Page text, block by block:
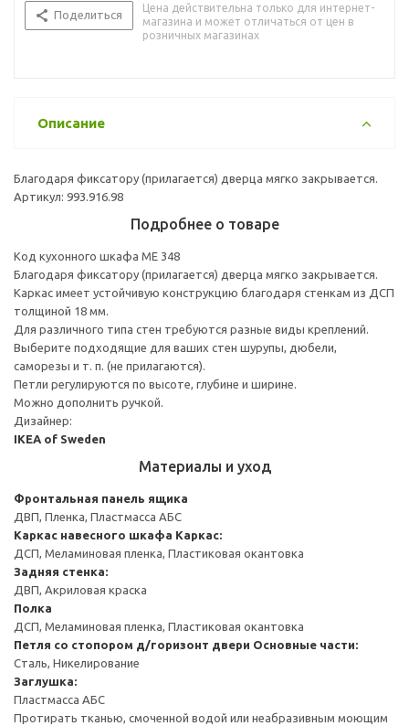
Поделиться
Цена действительна только для интернет-
магазина и может отличаться от цен в
розничных магазинах
Описание
Благодаря фиксатору (прилагается) дверца мягко закрывается.
Артикул: 993.916.98
Подробнее о товаре
Код кухонного шкафа ME 348
Благодаря фиксатору (прилагается) дверца мягко закрывается.
Каркас имеет устойчивую конструкцию благодаря стенкам из ДСП
толщиной 18 мм.
Для различного типа стен требуются разные виды креплений.
Выберите подходящие для ваших стен шурупы, дюбели,
саморезы и т. п. (не прилагаются).
Петли регулируются по высоте, глубине и ширине.
Можно дополнить ручкой.
Дизайнер:
IKEA of Sweden
Материалы и уход
Фронтальная панель ящика
ДВП, Пленка, Пластмасса АБС
Каркас навесного шкафа Каркас:
ДСП, Меламиновая пленка, Пластиковая окантовка
Задняя стенка:
ДВП, Акриловая краска
Полка
ДСП, Меламиновая пленка, Пластиковая окантовка
Петля со стопором д/горизонт двери Основные части:
Сталь, Никелирование
Заглушка:
Пластмасса АБС
Протирать тканью, смоченной водой или неабразивным моющим